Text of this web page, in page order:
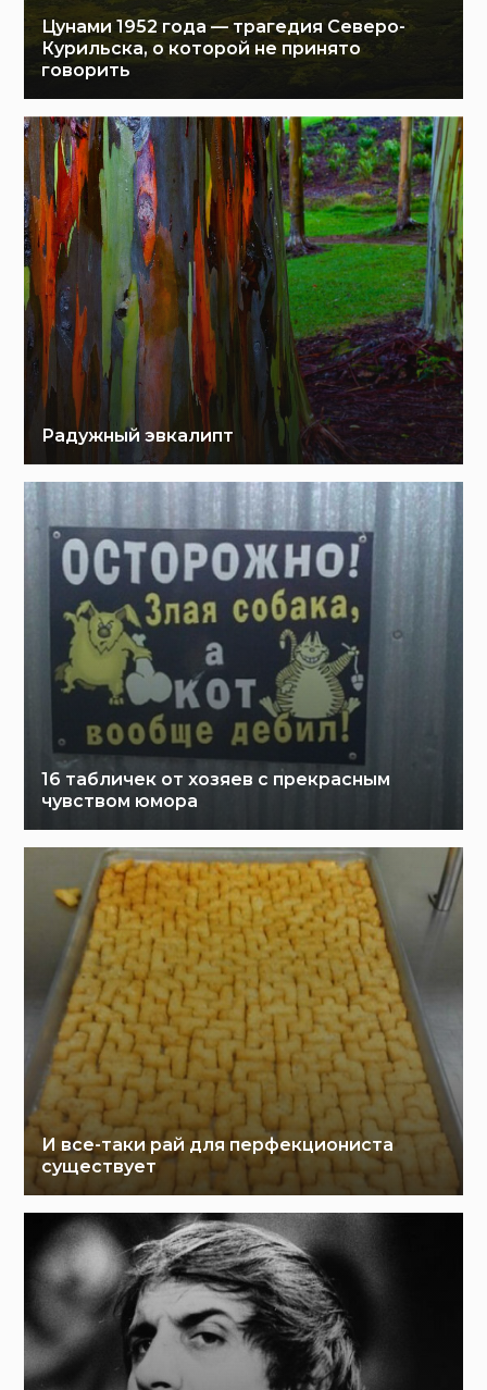
Цунами 1952 года — трагедия Северо-
Курильска, о которой не принято
говорить
Радужный эвкалипт
16 табличек от хозяев с прекрасным
чувством юмора
И все-таки рай для перфекциониста
существует